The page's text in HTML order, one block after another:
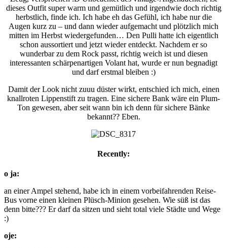
dieses Outfit super warm und gemütlich und irgendwie doch richtig
herbstlich, finde ich. Ich habe eh das Gefühl, ich habe nur die
Augen kurz zu – und dann wieder aufgemacht und plötzlich mich
mitten im Herbst wiedergefunden… Den Pulli hatte ich eigentlich
schon aussortiert und jetzt wieder entdeckt. Nachdem er so
wunderbar zu dem Rock passt, richtig weich ist und diesen
interessanten schärpenartigen Volant hat, wurde er nun begnadigt
und darf erstmal bleiben :)
Damit der Look nicht zuuu düster wirkt, entschied ich mich, einen
knallroten Lippenstift zu tragen. Eine sichere Bank wäre ein Plum-
Ton gewesen, aber seit wann bin ich denn für sichere Bänke
bekannt?? Eben.
Recently:
o ja:
an einer Ampel stehend, habe ich in einem vorbeifahrenden Reise-
Bus vorne einen kleinen Plüsch-Minion gesehen. Wie süß ist das
denn bitte??? Er darf da sitzen und sieht total viele Städte und Wege
:)
oje: